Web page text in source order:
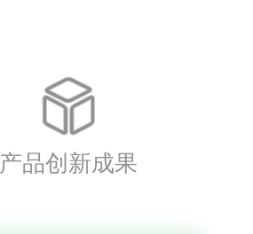
产品创新成果